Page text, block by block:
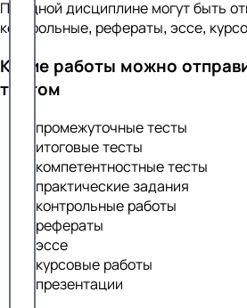
По одной дисциплине могут быть
контрольные, рефераты, эссе,
Какие работы можно
тестом
промежуточные тесты
итоговые тесты
компетентностные тесты
практические задания
контрольные работы
рефераты
эссе
курсовые работы
презентации